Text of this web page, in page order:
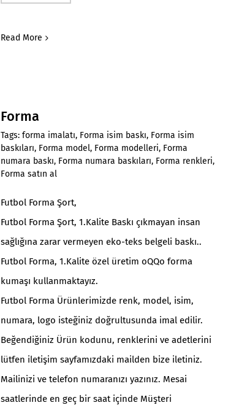
Read More
Forma
Tags: forma imalatı, Forma isim baskı, Forma isim
baskıları, Forma model, Forma modelleri, Forma
numara baskı, Forma numara baskıları, Forma renkleri,
Forma satın al
Futbol Forma Şort,
Futbol Forma Şort, 1.Kalite Baskı çıkmayan insan
sağlığına zarar vermeyen eko-teks belgeli baskı..
Futbol Forma, 1.Kalite özel üretim oQQo forma
kumaşı kullanmaktayız.
Futbol Forma Ürünlerimizde renk, model, isim,
numara, logo isteğiniz doğrultusunda imal edilir.
Beğendiğiniz Ürün kodunu, renklerini ve adetlerini
lütfen iletişim sayfamızdaki mailden bize iletiniz.
Mailinizi ve telefon numaranızı yazınız. Mesai
saatlerinde en geç bir saat içinde Müşteri